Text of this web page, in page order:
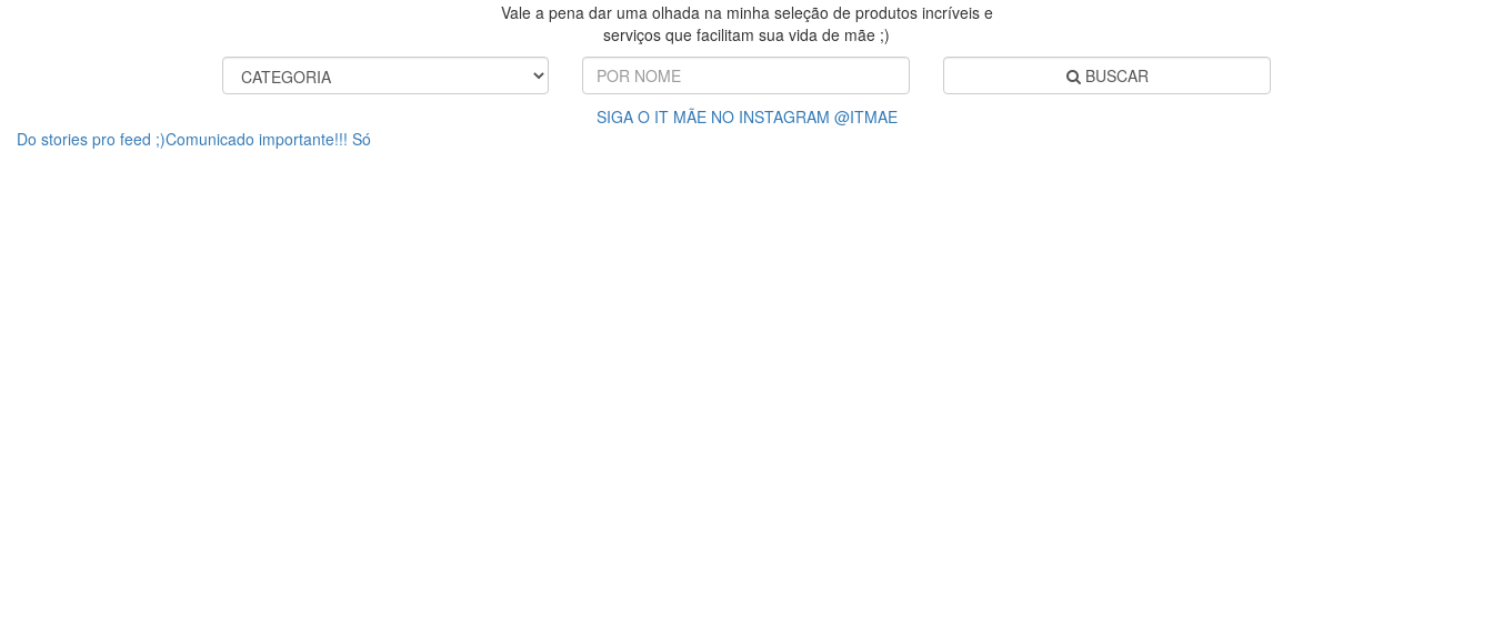
Vale a pena dar uma olhada na minha seleção de produtos incríveis e
serviços que facilitam sua vida de mãe ;)
BUSCAR
SIGA O IT MÃE NO INSTAGRAM @ITMAE
Do stories pro feed ;)Comunicado importante!!! Só